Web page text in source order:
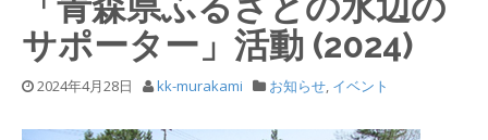
サポーター」活動 (2024)
2024年4月28日 kk-murakami お知らせ, イベント